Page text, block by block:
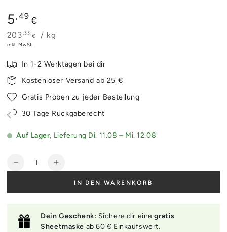
Regulärer
Preis
5 ,49 €
Stückpreis
203 ,33 € / pro
kg
inkl. MwSt.
In 1-2 Werktagen bei dir
Kostenloser Versand ab 25 €
Gratis Proben zu jeder Bestellung
30 Tage Rückgaberecht
Auf Lager, Lieferung Di. 11.08 – Mi. 12.08
Anzahl
Verringere
Cosmetics
Hydrop
Erhöhe
Menge
Cosmetics
Hydrop
IN DEN WARENKORB
Dein Geschenk: Sichere dir einegratis
Sheetmaske ab 60 € Einkaufswert.